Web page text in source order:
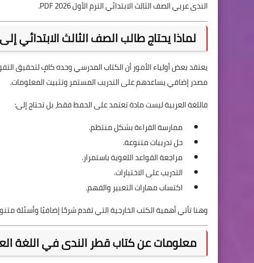
الندى عربي الصف الثالث الابتدائي الترم الأول 2026 PDF.
لماذا يحتاج طالب الصف الثالث الابتدائي
يعتقد بعض أولياء الأمور أن الكتاب المدرسي وحده كافٍ لتحقيق
مصدر إضافي يساعدهم على التدريب المستمر وتثبيت المعلومات.
فاللغة العربية ليست مادة تعتمد على الحفظ فقط، بل تحتاج إلى:
ممارسة القراءة بشكل منتظم.
حل تدريبات متنوعة.
مراجعة القواعد اللغوية باستمرار.
التدريب على الاختبارات.
اكتساب مهارات التعبير والفهم.
وهنا تأتي أهمية الكتب الخارجية التي تقدم شرحًا إضافيًا وأسئلة
معلومات عن كتاب قطر الندى في اللغة